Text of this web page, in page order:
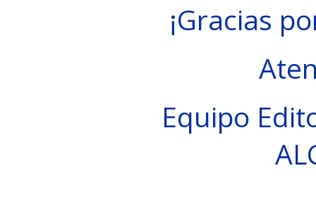
¡Gracias
Equipo